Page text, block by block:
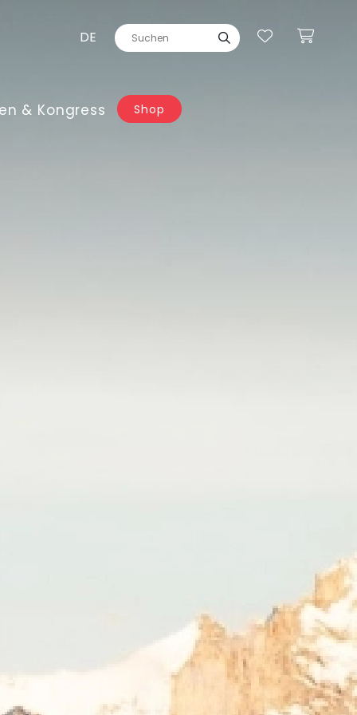
DE
& Kongress Shop